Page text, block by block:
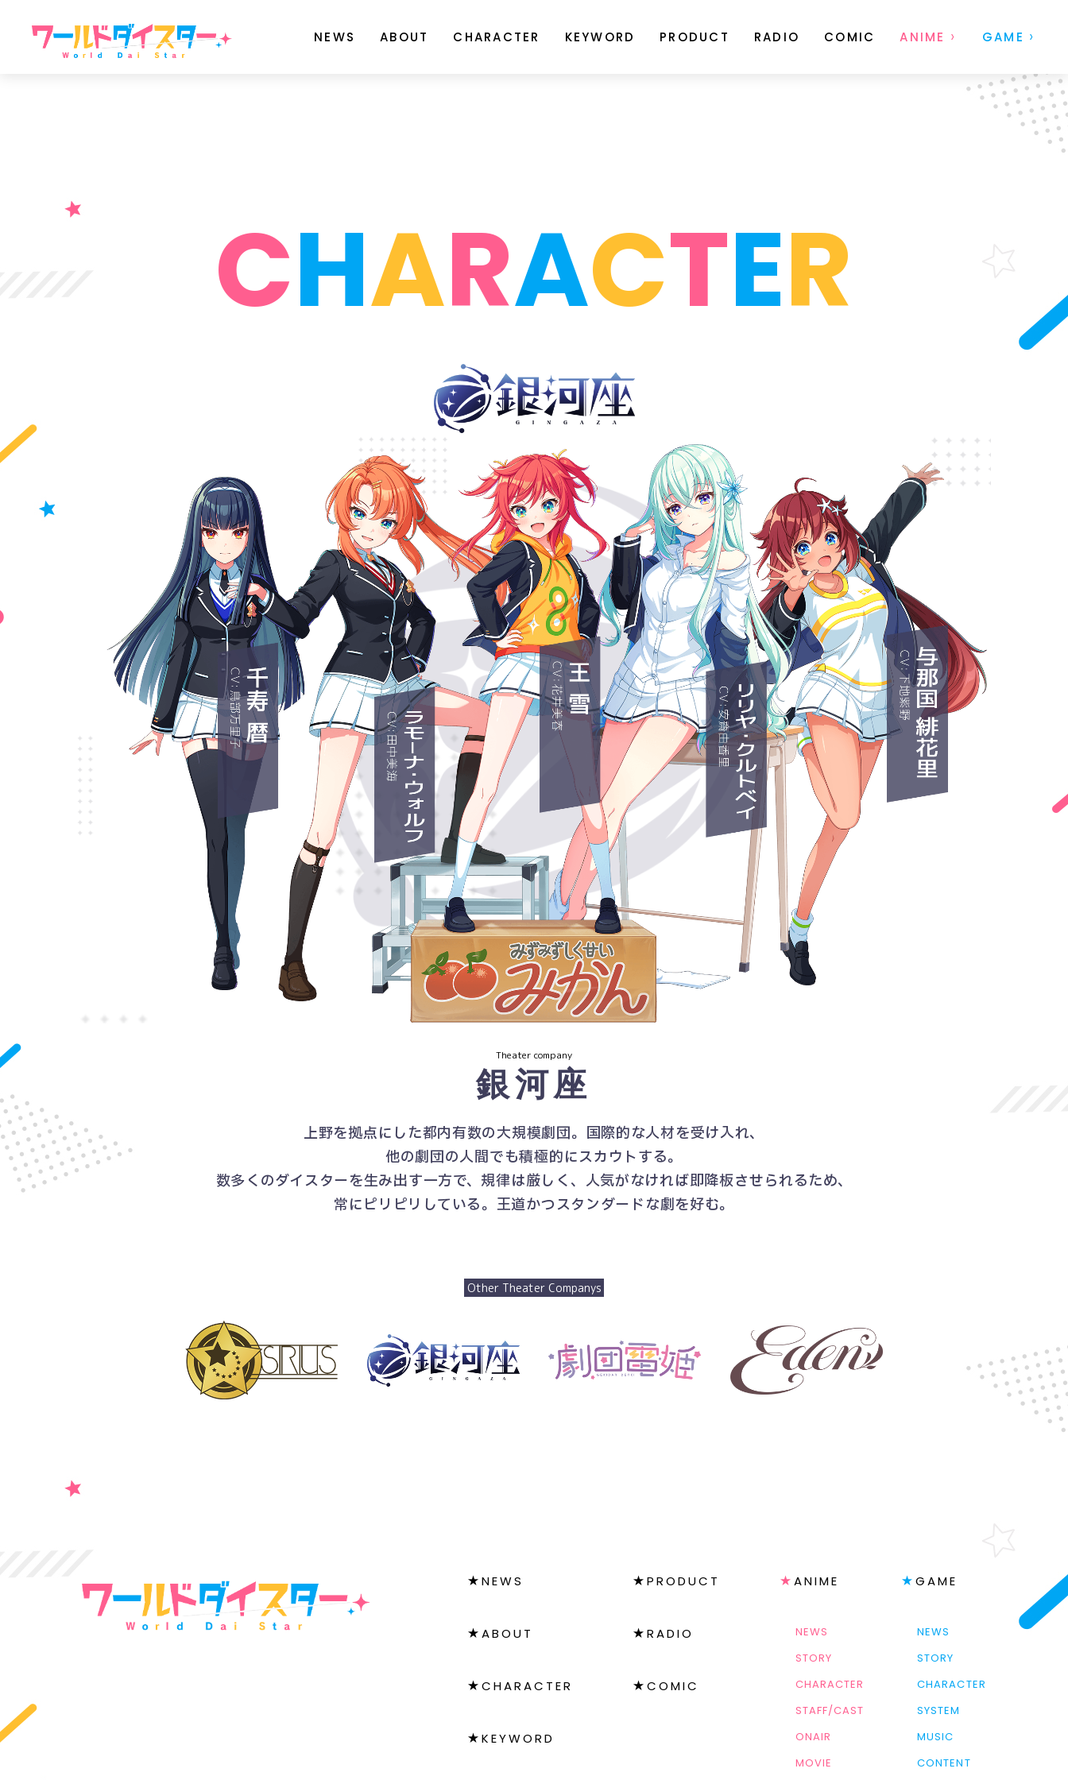
NEWS ABOUT CHARACTER KEYWORD PRODUCT RADIO COMIC ANIME GAME
CHARACTER
Theater company
銀河座
上野を拠点にした都内有数の大規模劇団。 国際的な人材を受け入れ、
他の劇団の人間でも積極的にスカウトする。
数多くのダイスターを生み出す一方で、 規律は厳しく、 人気がなければ即降板させられるため、
常にピリピリしている。 王道かつスタンダードな劇を好む。
Other Theater Companys
NEWS
ABOUT
CHARACTER
KEYWORD
PRODUCT
RADIO
COMIC
ANIME
NEWS
STORY
CHARACTER
STAFF/CAST
ONAIR
MOVIE
GAME
NEWS
STORY
CHARACTER
SYSTEM
MUSIC
CONTENT